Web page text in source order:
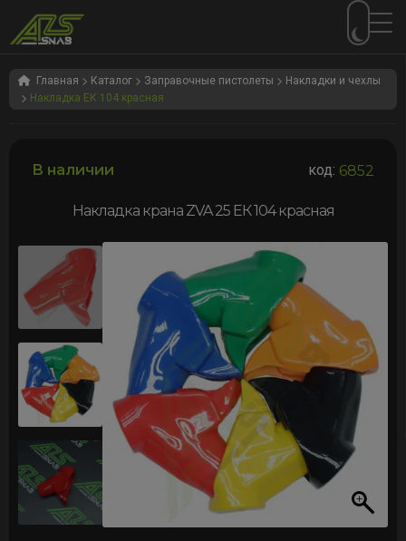
Перейти
Перейти
содержимому
Главная Каталог Заправочные пистолеты
Накладки и чехлы
Накладка ЕК 104 красная
В наличии код: 6852
Накладка крана ZVA 25 ЕК 104 красная